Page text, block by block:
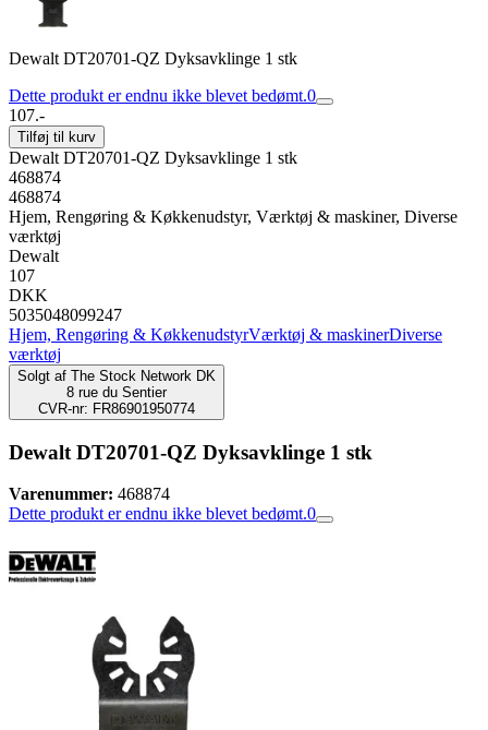
Dewalt DT20701-QZ Dyksavklinge 1 stk
Dette produkt er endnu ikke blevet bedømt.0
107.-
Tilføj til kurv
Dewalt DT20701-QZ Dyksavklinge 1 stk
468874
468874
Hjem, Rengøring & Køkkenudstyr, Værktøj & maskiner, Diverse
værktøj
Dewalt
107
DKK
5035048099247
Hjem, Rengøring & KøkkenudstyrVærktøj & maskinerDiverse
værktøj
Solgt af The Stock Network DK
8 rue du Sentier
CVR-nr: FR86901950774
Dewalt DT20701-QZ Dyksavklinge 1 stk
Varenummer: 468874
Dette produkt er endnu ikke blevet bedømt.0